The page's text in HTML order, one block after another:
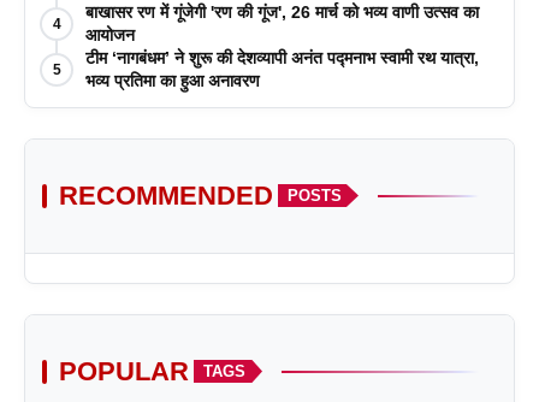
4
बाखासर रण में गूंजेगी 'रण की गूंज', 26 मार्च को भव्य वाणी उत्सव का
आयोजन
5
टीम ‘नागबंधम’ ने शुरू की देशव्यापी अनंत पद्मनाभ स्वामी रथ यात्रा,
भव्य प्रतिमा का हुआ अनावरण
RECOMMENDED POSTS
POPULAR TAGS